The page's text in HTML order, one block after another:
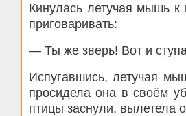
Кинулась летучая мышь к
приговаривать:
— Ты же зверь! Вот и
Испугавшись, летучая
просидела она в своём
птицы заснули, вылетела